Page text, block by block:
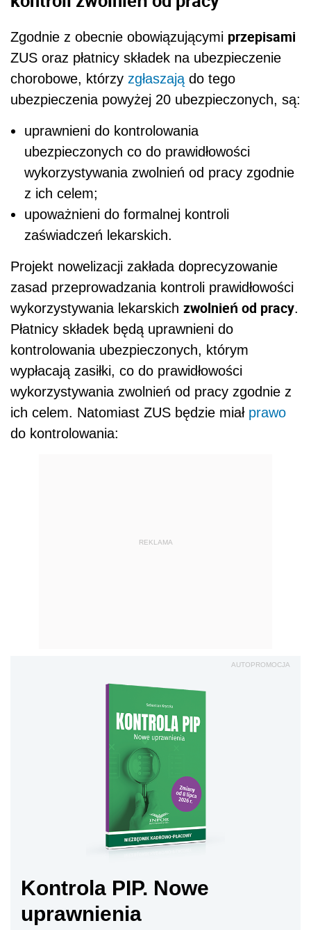
Zgodnie z obecnie obowiązującymi przepisami
ZUS oraz płatnicy składek na ubezpieczenie
chorobowe, którzy zgłaszają do tego
ubezpieczenia powyżej 20 ubezpieczonych, są:
uprawnieni do kontrolowania
ubezpieczonych co do prawidłowości
wykorzystywania zwolnień od pracy zgodnie
z ich celem;
upoważnieni do formalnej kontroli
zaświadczeń lekarskich.
Projekt nowelizacji zakłada doprecyzowanie
zasad przeprowadzania kontroli prawidłowości
wykorzystywania lekarskich zwolnień od pracy.
Płatnicy składek będą uprawnieni do
kontrolowania ubezpieczonych, którym
wypłacają zasiłki, co do prawidłowości
wykorzystywania zwolnień od pracy zgodnie z
ich celem. Natomiast ZUS będzie miał prawo
do kontrolowania:
REKLAMA
AUTOPROMOCJA
Kontrola PIP. Nowe
uprawnienia